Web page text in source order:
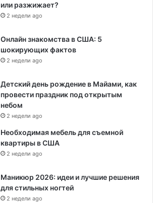
или разжижает?
2 недели ago
Онлайн знакомства в США: 5
шокирующих фактов
2 недели ago
Детский день рождение в Майами, как
провести праздник под открытым
небом
2 недели ago
Необходимая мебель для съемной
квартиры в США
2 недели ago
Маникюр 2026: идеи и лучшие решения
для стильных ногтей
2 недели ago